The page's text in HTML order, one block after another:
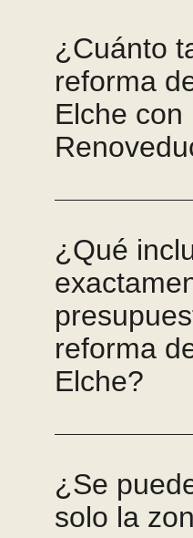
¿Cuánto
reforma
Elche con
¿Qué
reforma
Elche?
¿Se
solo la